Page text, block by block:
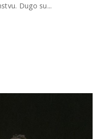
Dugo su...